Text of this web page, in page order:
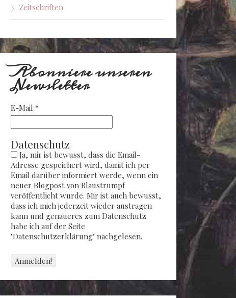
Zeitschriften
Abonniere unseren
Newsletter
E-Mail *
Datenschutz
Ja, mir ist bewusst, dass die Email-
Adresse gespeichert wird, damit ich per
Email darüber informiert werde, wenn ein
neuer Blogpost von Blaustrumpf
veröffentlicht wurde. Mir ist auch bewusst,
dass ich mich jederzeit wieder austragen
kann und genaueres zum Datenschutz
habe ich auf der Seite
"Datenschutzerklärung" nachgelesen.